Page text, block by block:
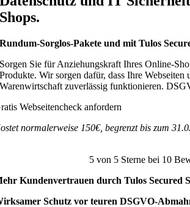
Shops.
Rundum-Sorglos-Pakete und mit Tulos
Sorgen Sie für Anziehungskraft Ihres Online-
Produkte. Wir sorgen dafür, dass Ihre Webseiten
Warenwirtschaft zuverlässig funktionieren.
Webseitencheck anfordern
normalerweise 150€, begrenzt bis zum
5von 5Sterne bei 10
Kundenvertrauen durch Tulos Secured
Schutz vor teuren DSGVO-